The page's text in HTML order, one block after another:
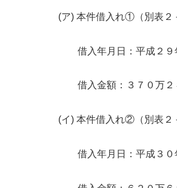
(ア) 本件借入れ①（別表２
借入年月日：平成２９
借入金額：３７０万
(イ) 本件借入れ②（別表２
借入年月日：平成３０